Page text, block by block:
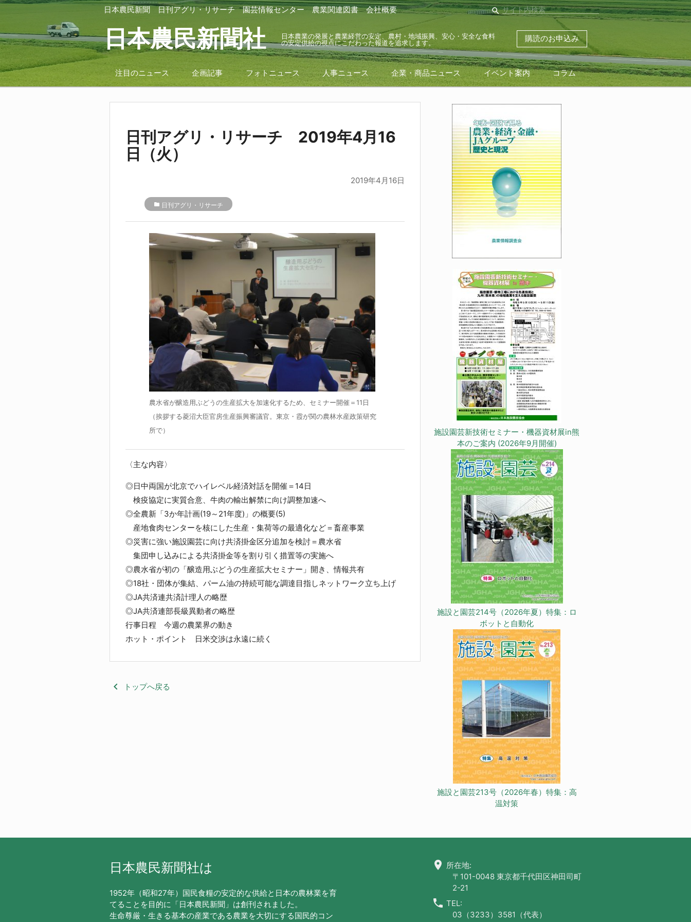
日本農民新聞 日刊アグリ・リサーチ 園芸情報センター 農業関連図書 会社概要 search
日本農民新聞社
日本農業の発展と農業経営の安定、農村・地域振興、安心・安全な食料
の安定供給の視点にこだわった報道を追求します。
購読のお申込み
注目のニュース 企画記事 フォトニュース 人事ニュース 企業・商品ニュース イベント案内 コラム
日刊アグリ・リサーチ 2019年4月16
日（火）
2019年4月16日
folder 日刊アグリ・リサーチ
農水省が醸造用ぶどうの生産拡大を加速化するため、セミナー開催＝11日
（挨拶する菱沼大臣官房生産振興審議官。東京・霞が関の農林水産政策研究
所で）
〈主な内容〉
◎日中両国が北京でハイレベル経済対話を開催＝14日
検疫協定に実質合意、牛肉の輸出解禁に向け調整加速へ
◎全農新「3か年計画(19～21年度)」の概要(5)
産地食肉センターを核にした生産・集荷等の最適化など＝畜産事業
◎災害に強い施設園芸に向け共済掛金区分追加を検討＝農水省
集団申し込みによる共済掛金等を割り引く措置等の実施へ
◎農水省が初の「醸造用ぶどうの生産拡大セミナー」開き、情報共有
◎18社・団体が集結、パーム油の持続可能な調達目指しネットワーク立ち上げ
◎JA共済連共済計理人の略歴
◎JA共済連部長級異動者の略歴
行事日程 今週の農業界の動き
ホット・ポイント 日米交渉は永遠に続く
keyboard_arrow_left トップへ戻る
施設園芸新技術セミナー・機器資材展in熊
本のご案内 (2026年9月開催)
施設と園芸214号（2026年夏）特集：ロ
ボットと自動化
施設と園芸213号（2026年春）特集：高
温対策
日本農民新聞社は
1952年（昭和27年）国民食糧の安定的な供給と日本の農林業を育
てることを目的に「日本農民新聞」は創刊されました。
生命尊厳・生きる基本の産業である農業を大切にする国民的コン
location_on 所在地:
〒101-0048 東京都千代田区神田司町
2-21
call TEL:
03（3233）3581（代表）